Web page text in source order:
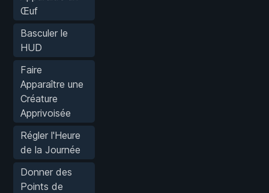
Œuf
Basculer le
HUD
Faire
Apparaître une
Créature
Apprivoisée
Régler l'Heure
de la Journée
Donner des
Points de